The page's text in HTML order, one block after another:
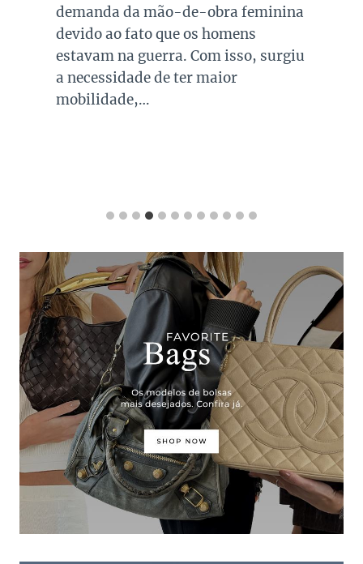
demanda da mão-de-obra feminina
devido ao fato que os homens
estavam na guerra. Com isso, surgiu
a necessidade de ter maior
mobilidade,…